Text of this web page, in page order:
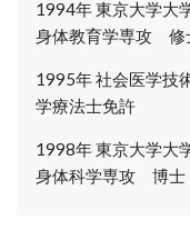
1994年東京大学大
身体教育学専攻 修
1995年社会医学技
学療法士免許
1998年東京大学大
身体科学専攻 博士